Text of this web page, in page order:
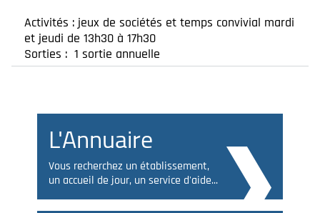
Activités : jeux de sociétés et temps convivial mardi
et jeudi de 13h30 à 17h30
Sorties : 1 sortie annuelle
L'Annuaire
Vous recherchez un établissement,
un accueil de jour, un service d'aide...